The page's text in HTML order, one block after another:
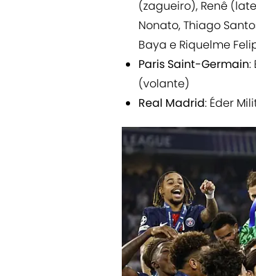
(zagueiro), Renê
Nonato, Thiago
Baya e Riquelme
Paris Saint-Germain:
(volante)
Real Madrid: Éder